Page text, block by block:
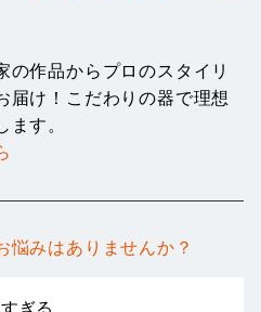
の作品からプロのスタイリ
届け！ こだわりの器で理想
ます。
悩みはありませんか？
ぎる